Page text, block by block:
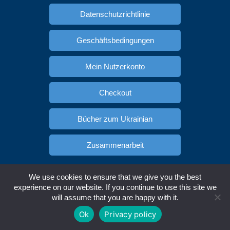
Datenschutzrichtlinie
Geschäftsbedingungen
Mein Nutzerkonto
Checkout
Bücher zum Ukrainian
Zusammenarbeit
Copyright © Ukracademia.com. All rights reserved.
Deutsch Spanisch
We use cookies to ensure that we give you the best
experience on our website. If you continue to use this site we
will assume that you are happy with it.
Ok Privacy policy